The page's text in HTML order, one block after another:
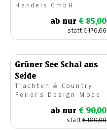
Handels GmbH
ab nur € 85,00
statt€ 170,00
Grüner See Schal aus
Seide
Trachten & Country
Feiler`s Design Mode
ab nur € 90,00
statt€ 180,00